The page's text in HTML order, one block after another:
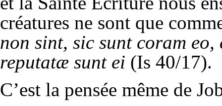
créatures ne sont que
non sint, sic sunt coram
reputatæ sunt ei (Is 40/17).
C’est la pensée même de